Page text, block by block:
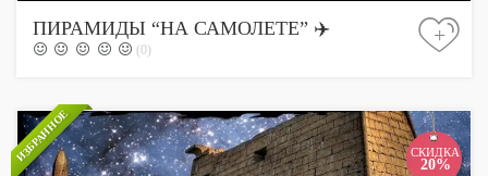
ПИРАМИДЫ “НА САМОЛЕТЕ” ✈️
(0)
+
ИЗБРАННОЕ СКИДКА
20%